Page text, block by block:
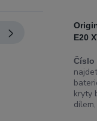
E20
Číslo
kryty